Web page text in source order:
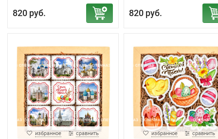
820 руб. 820 руб.
избранное сравнить избранное сравнить